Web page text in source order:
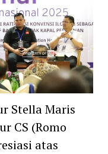
Stella Maris
CS (Romo
atas